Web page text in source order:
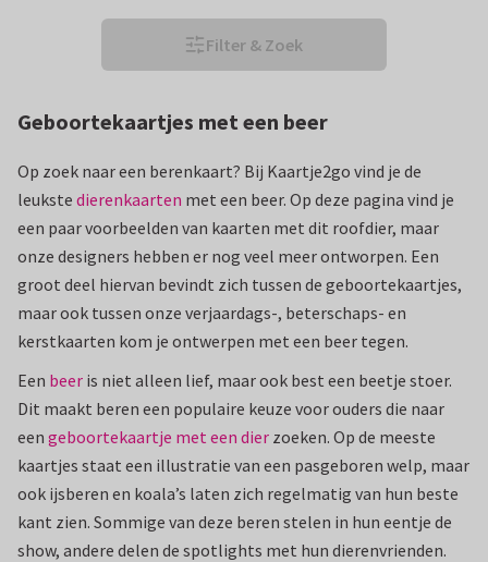
Filter & Zoek
Geboortekaartjes met een beer
Op zoek naar een berenkaart? Bij Kaartje2go vind je de
leukste dierenkaarten met een beer. Op deze pagina vind je
een paar voorbeelden van kaarten met dit roofdier, maar
onze designers hebben er nog veel meer ontworpen. Een
groot deel hiervan bevindt zich tussen de geboortekaartjes,
maar ook tussen onze verjaardags-, beterschaps- en
kerstkaarten kom je ontwerpen met een beer tegen.
Een beer is niet alleen lief, maar ook best een beetje stoer.
Dit maakt beren een populaire keuze voor ouders die naar
een geboortekaartje met een dier zoeken. Op de meeste
kaartjes staat een illustratie van een pasgeboren welp, maar
ook ijsberen en koala’s laten zich regelmatig van hun beste
kant zien. Sommige van deze beren stelen in hun eentje de
show, andere delen de spotlights met hun dierenvrienden.